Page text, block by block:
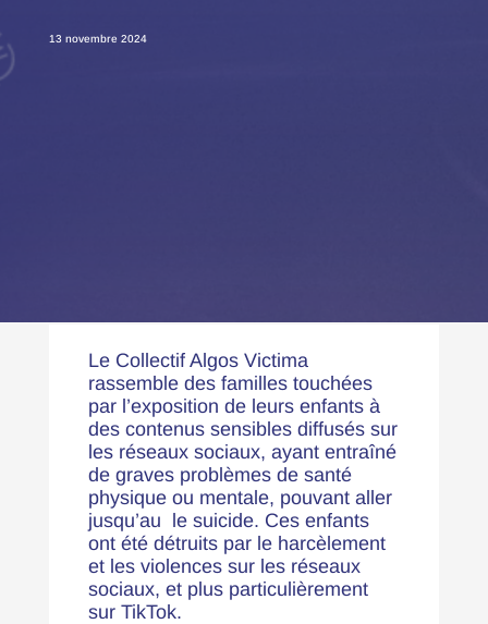
13 novembre 2024
Le Collectif Algos Victima
rassemble des familles touchées
par l’exposition de leurs enfants à
des contenus sensibles diffusés sur
les réseaux sociaux, ayant entraîné
de graves problèmes de santé
physique ou mentale, pouvant aller
jusqu’au le suicide. Ces enfants
ont été détruits par le harcèlement
et les violences sur les réseaux
sociaux, et plus particulièrement
sur TikTok.